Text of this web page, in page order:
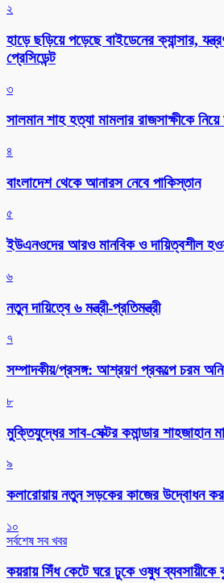
২
হাড়ে ছড়িয়ে পড়েছে বাইডেনের ক্যান্সার,
প্রেসিডেন্ট
৩
সালমান শাহ হত্যা মামলার রাজসাক্ষীকে
৪
বাংলাদেশ থেকে আনারস নেবে পাকিস্তান
৫
ইউএনওদের আরও মানবিক ও দায়িত্বশীল
৬
নতুন দায়িত্বে ৬ মন্ত্রী-প্রতিমন্ত্রী
৭
সম্পাদকীয়/প্রসঙ্গ: আশ্রয়ণ প্রকল্পে চরম
৮
মুক্তিযুদ্ধের সাব-সেক্টর কমান্ডার শাহজাহান
৯
কলারোয়ায় নতুন সড়কের কাজের উদ্বোধন
১০
সর্বশেষ সব খবর
কয়রায় সিঁধ কেটে ঘরে ঢুকে ওষুধ ব্যবসায়ীকে